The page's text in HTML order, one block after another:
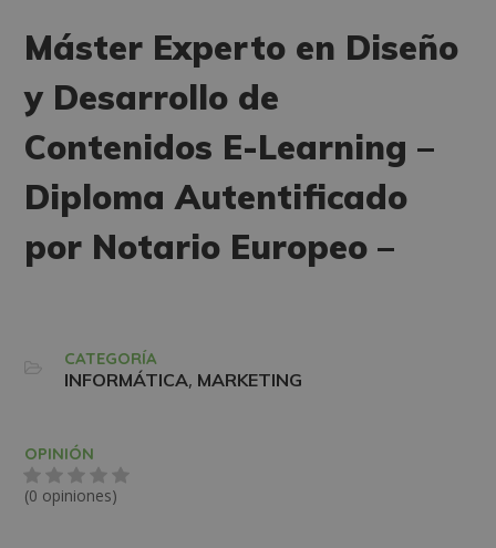
Máster Experto en Diseño
y Desarrollo de
Contenidos E-Learning –
Diploma Autentificado
por Notario Europeo –
CATEGORÍA
INFORMÁTICA, MARKETING
OPINIÓN
(0 opiniones)